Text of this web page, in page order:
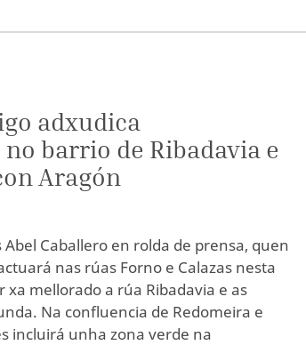
adxudica
barrio de Ribadavia e
Aragón
Caballero en rolda de prensa, quen
nas rúas Forno e Calazas nesta
xa mellorado a rúa Ribadavia e as
Na confluencia de Redomeira e
incluirá unha zona verde na